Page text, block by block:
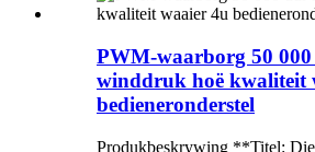
PWM-waarborg 50
winddruk hoë kwaliteit
bedieneronderstel
Produkbeskrywing **Titel: